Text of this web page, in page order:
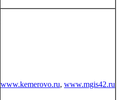
www.kemerovo.ru, www.mgis42.ru